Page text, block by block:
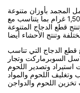
المجمد بأوزان متنوعة
تتراوح من 800 غرام لوزن الدجاجة إلى 1,500 غرام بما يتناسب مع
قطع الدجاج المتنوعة
الدجاج التي تناسب
السوبرماركت وتجار
وتصدير اللحوم
وتغليف اللحوم والمواد
تخزين اللحوم والدواجن